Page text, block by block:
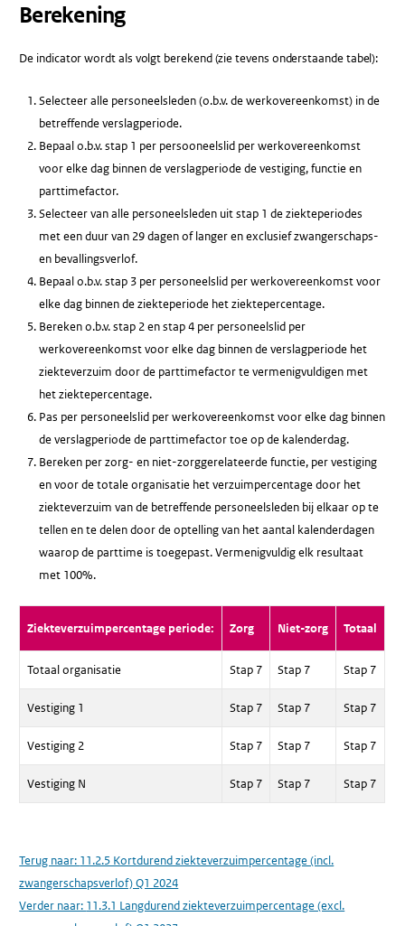
Berekening
De indicator wordt als volgt berekend (zie tevens onderstaande tabel):
Selecteer alle personeelsleden (o.b.v. de werkovereenkomst) in de
betreffende verslagperiode.
Bepaal o.b.v. stap 1 per persooneelslid per werkovereenkomst
voor elke dag binnen de verslagperiode de vestiging, functie en
parttimefactor.
Selecteer van alle personeelsleden uit stap 1 de ziekteperiodes
met een duur van 29 dagen of langer en exclusief zwangerschaps-
en bevallingsverlof.
Bepaal o.b.v. stap 3 per personeelslid per werkovereenkomst voor
elke dag binnen de ziekteperiode het ziektepercentage.
Bereken o.b.v. stap 2 en stap 4 per personeelslid per
werkovereenkomst voor elke dag binnen de verslagperiode het
ziekteverzuim door de parttimefactor te vermenigvuldigen met
het ziektepercentage.
Pas per personeelslid per werkovereenkomst voor elke dag binnen
de verslagperiode de parttimefactor toe op de kalenderdag.
Bereken per zorg- en niet-zorggerelateerde functie, per vestiging
en voor de totale organisatie het verzuimpercentage door het
ziekteverzuim van de betreffende personeelsleden bij elkaar op te
tellen en te delen door de optelling van het aantal kalenderdagen
waarop de parttime is toegepast. Vermenigvuldig elk resultaat
met 100%.
Ziekteverzuimpercentage periode: Zorg Niet-zorg Totaal
Totaal organisatie Stap 7 Stap 7 Stap 7
Vestiging 1 Stap 7 Stap 7 Stap 7
Vestiging 2 Stap 7 Stap 7 Stap 7
Vestiging N Stap 7 Stap 7 Stap 7
Terug naar: 11.2.5 Kortdurend ziekteverzuimpercentage (incl.
zwangerschapsverlof) Q1 2024
Verder naar: 11.3.1 Langdurend ziekteverzuimpercentage (excl.